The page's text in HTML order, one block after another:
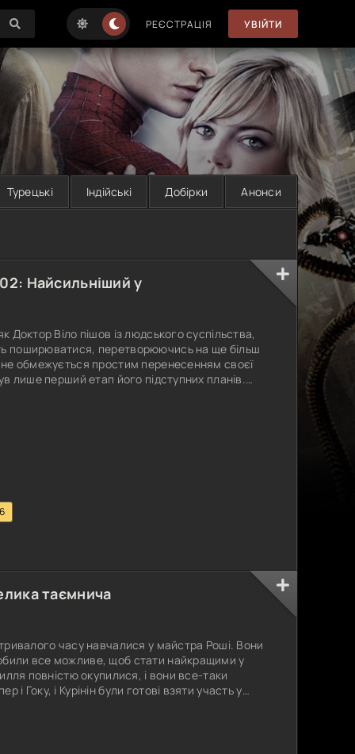
РЕЄСТРАЦІЯ УВІЙТИ
Турецькі Індійські Добірки Анонси
Найсильніший у
Доктор Віло пішов із людського суспільства,
поширюватися, перетворюючись на ще більш
обмежується простим перенесенням своєї
лише перший етап його підступних планів.
таємнича
часу навчалися у майстра Роші. Вони
все можливе, щоб стати найкращими у
повністю окупилися, і вони все-таки
Гоку, і Курінін були готові взяти участь у